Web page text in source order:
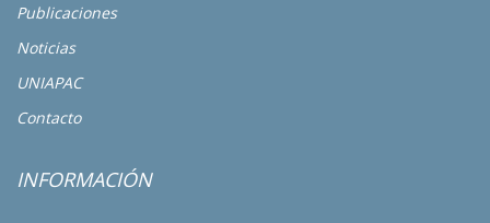
Publicaciones
Noticias
UNIAPAC
Contacto
INFORMACIÓN